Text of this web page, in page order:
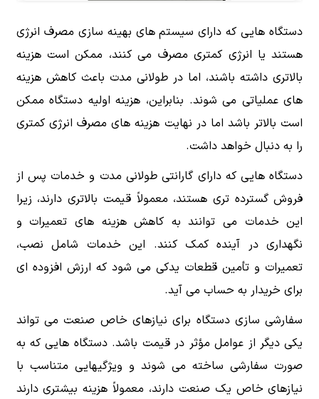
دستگاه هایی که دارای سیستم های بهینه سازی مصرف انرژی
هستند یا انرژی کمتری مصرف می کنند، ممکن است هزینه
بالاتری داشته باشند، اما در طولانی مدت باعث کاهش هزینه
های عملیاتی می شوند. بنابراین، هزینه اولیه دستگاه ممکن
است بالاتر باشد اما در نهایت هزینه های مصرف انرژی کمتری
را به دنبال خواهد داشت.
دستگاه هایی که دارای گارانتی طولانی مدت و خدمات پس از
فروش گسترده تری هستند، معمولاً قیمت بالاتری دارند، زیرا
این خدمات می توانند به کاهش هزینه های تعمیرات و
نگهداری در آینده کمک کنند. این خدمات شامل نصب،
تعمیرات و تأمین قطعات یدکی می شود که ارزش افزوده ای
برای خریدار به حساب می آید.
سفارشی سازی دستگاه برای نیازهای خاص صنعت می تواند
یکی دیگر از عوامل مؤثر در قیمت باشد. دستگاه هایی که به
صورت سفارشی ساخته می شوند و ویژگیهایی متناسب با
نیازهای خاص یک صنعت دارند، معمولاً هزینه بیشتری دارند